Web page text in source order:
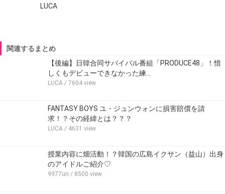
LUCA
関連するまとめ
【後編】日韓合同サバイバル番組「PRODUCE48」！惜
しくもデビューできなかった練…
LUCA / 7604 view
FANTASY BOYS ユ・ジュンウォンに損害賠償を請
求！？その経緯とは？？？
LUCA / 4631 view
授業内容に畑活動！？韓国の広島イクサン（益山）出身
のアイドルご紹介♡
9977uri / 8500 view